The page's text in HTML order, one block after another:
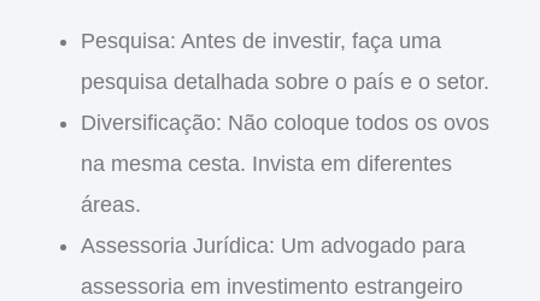
Pesquisa: Antes de investir, faça uma
pesquisa detalhada sobre o país e o setor.
Diversificação: Não coloque todos os ovos
na mesma cesta. Invista em diferentes
áreas.
Assessoria Jurídica: Um advogado para
assessoria em investimento estrangeiro